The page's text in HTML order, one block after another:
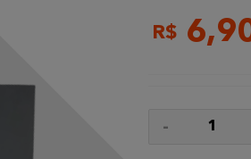
R$ 6,
- 1